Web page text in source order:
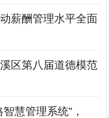
薪酬管理水平全面
区第八届道德模范
慧管理系统”，